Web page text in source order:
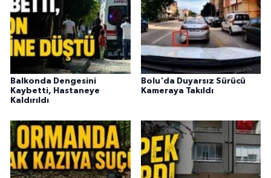
Balkonda Dengesini
Kaybetti, Hastaneye
Kaldırıldı
Bolu'da Duyarsız Sürücü
Kameraya Takıldı